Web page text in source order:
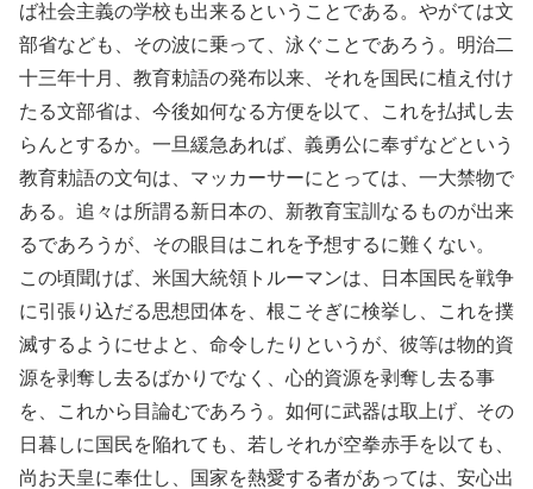
ば社会主義の学校も出来るということである。やがては文
部省なども、その波に乗って、泳ぐことであろう。明治二
十三年十月、教育勅語の発布以来、それを国民に植え付け
たる文部省は、今後如何なる方便を以て、これを払拭し去
らんとするか。一旦緩急あれば、義勇公に奉ずなどという
教育勅語の文句は、マッカーサーにとっては、一大禁物で
ある。追々は所謂る新日本の、新教育宝訓なるものが出来
るであろうが、その眼目はこれを予想するに難くない。
この頃聞けば、米国大統領トルーマンは、日本国民を戦争
に引張り込だる思想団体を、根こそぎに検挙し、これを撲
滅するようにせよと、命令したりというが、彼等は物的資
源を剥奪し去るばかりでなく、心的資源を剥奪し去る事
を、これから目論むであろう。如何に武器は取上げ、その
日暮しに国民を陥れても、若しそれが空拳赤手を以ても、
尚お天皇に奉仕し、国家を熱愛する者があっては、安心出